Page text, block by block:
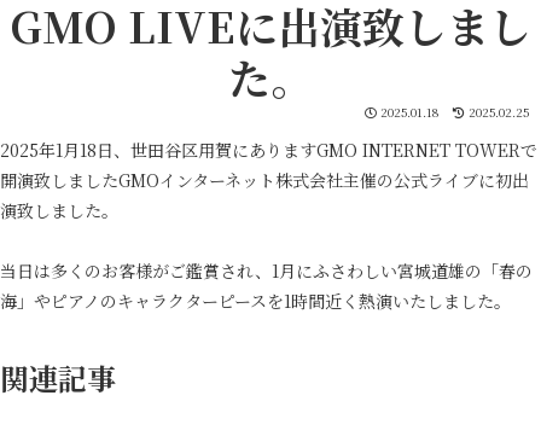
GMO LIVEに出演致しまし
た。
2025.01.18 2025.02.25
2025年1月18日、世田谷区用賀にありますGMO INTERNET TOWERで
開演致しましたGMOインターネット株式会社主催の公式ライブに初出
演致しました。
当日は多くのお客様がご鑑賞され、1月にふさわしい宮城道雄の「春の
海」やピアノのキャラクターピースを1時間近く熱演いたしました。
関連記事